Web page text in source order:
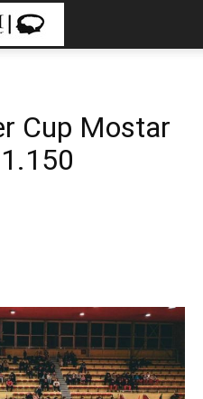
Cup Mostar